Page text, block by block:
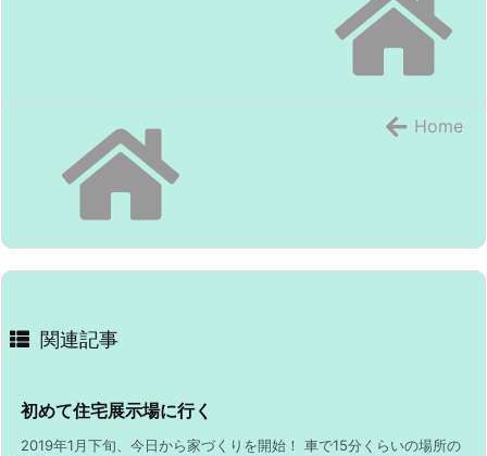
Home
関連記事
初めて住宅展示場に行く
2019年1月下旬、今日から家づくりを開始！ 車で15分くらいの場所の